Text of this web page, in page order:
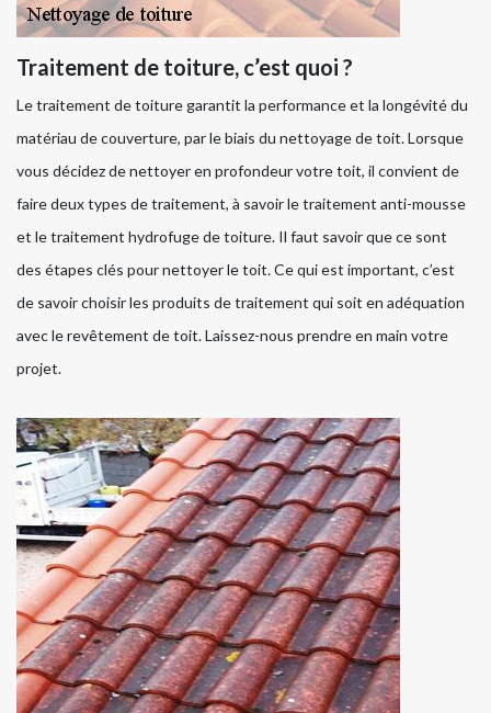
Traitement de toiture, c’est quoi ?
Le traitement de toiture garantit la performance et la longévité du
matériau de couverture, par le biais du nettoyage de toit. Lorsque
vous décidez de nettoyer en profondeur votre toit, il convient de
faire deux types de traitement, à savoir le traitement anti-mousse
et le traitement hydrofuge de toiture. Il faut savoir que ce sont
des étapes clés pour nettoyer le toit. Ce qui est important, c’est
de savoir choisir les produits de traitement qui soit en adéquation
avec le revêtement de toit. Laissez-nous prendre en main votre
projet.